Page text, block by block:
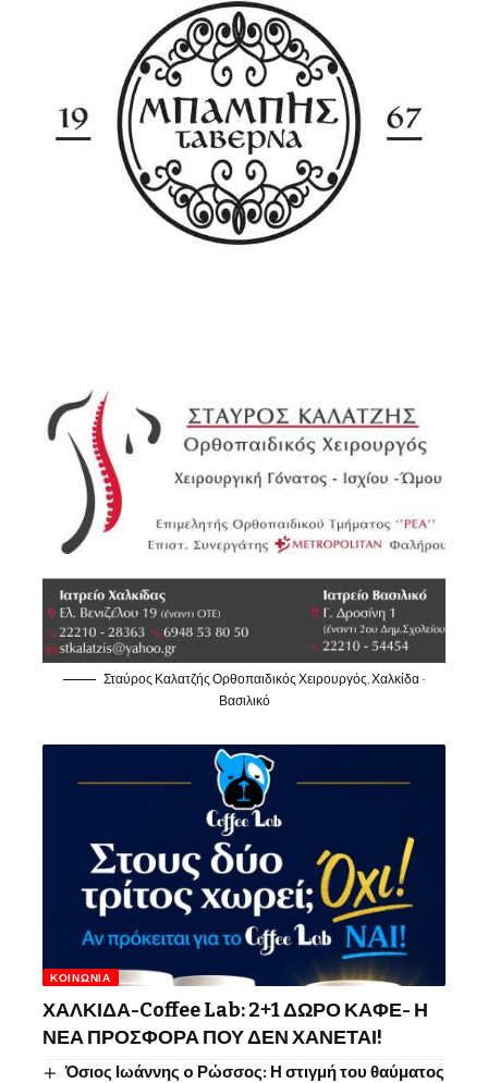
Σταύρος Καλατζής Ορθοπαιδικός Χειρουργός, Χαλκίδα -
Βασιλικό
ΚΟΙΝΩΝΊΑ
ΧΑΛΚΙΔΑ-Coffee Lab: 2+1 ΔΩΡΟ ΚΑΦΕ- Η
ΝΕΑ ΠΡΟΣΦΟΡΑ ΠΟΥ ΔΕΝ ΧΑΝΕΤΑΙ!
Όσιος Ιωάννης o Ρώσσος: Η στιγμή του θαύματος